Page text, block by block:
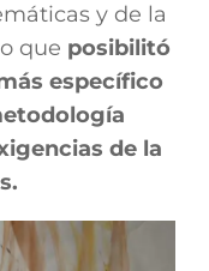
y de la
que posibilitó
específico
de la